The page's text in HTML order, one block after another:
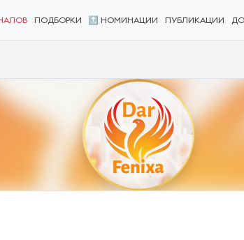
ПОДБОРКИ 🔝 НОМИНАЦИИ ПУБЛИКАЦИИ